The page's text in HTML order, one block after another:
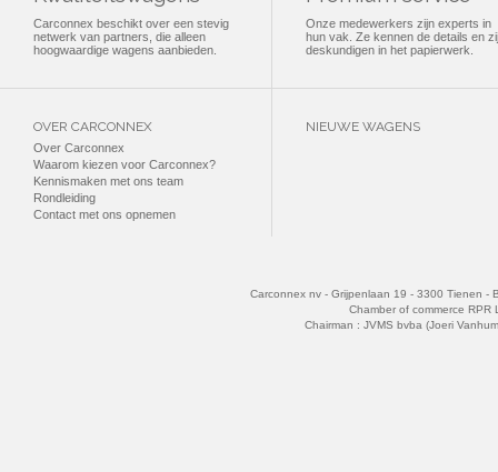
Carconnex beschikt over een stevig
netwerk van partners, die alleen
hoogwaardige wagens aanbieden.
Onze medewerkers zijn experts in
hun vak. Ze kennen de details en
deskundigen in het papierwerk.
OVER CARCONNEX
Over Carconnex
Waarom kiezen voor Carconnex?
Kennismaken met ons team
Rondleiding
Contact met ons opnemen
NIEUWE WAGENS
Carconnex nv - Grijpenlaan 19 - 3300 Tienen -
Chamber of commerce RPR
Chairman : JVMS bvba (Joeri